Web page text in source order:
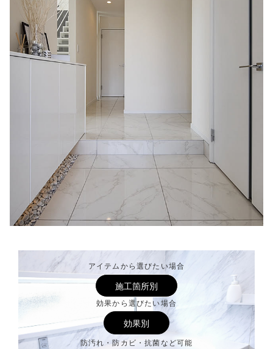
アイテムから選びたい場合
施工箇所別
効果から選びたい場合
効果別
防汚れ・防カビ・抗菌など可能